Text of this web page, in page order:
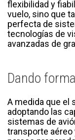
flexibilidad y
vuelo, sino que
perfecta de
tecnologías de
avanzadas de
Dando
A medida que el
adoptando las
sistemas de
transporte aéreo